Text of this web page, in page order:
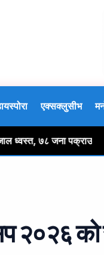
एक्सक्लुसीभ
७८ जना पक्राउ
२०२६